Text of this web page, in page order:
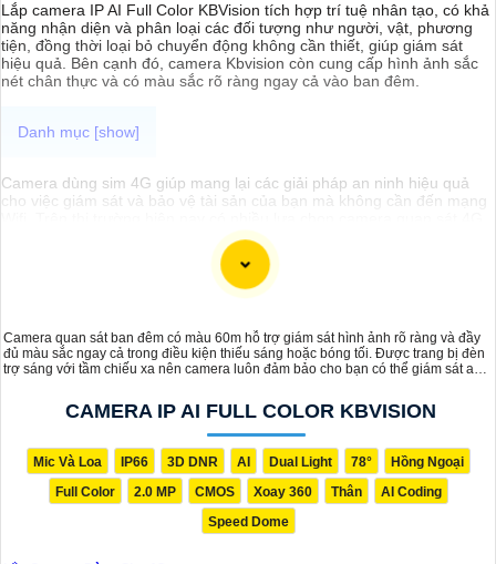
Lắp camera IP AI Full Color KBVision tích hợp trí tuệ nhân tạo, có khả
năng nhận diện và phân loại các đối tượng như người, vật, phương
tiện, đồng thời loại bỏ chuyển động không cần thiết, giúp giám sát
hiệu quả. Bên cạnh đó, camera Kbvision còn cung cấp hình ảnh sắc
nét chân thực và có màu sắc rõ ràng ngay cả vào ban đêm.
Camera dùng sim 4G giúp mang lại các giải pháp an ninh hiệu quả
cho việc giám sát và bảo vệ tài sản của bạn mà không cần đến mạng
chất lượng với mức giá phù hợp. Dưới đây là một số camera đề xuất
Camera quan sát ban đêm có màu 60m hỗ trợ giám sát hình ảnh rõ ràng và đầy
đủ màu sắc ngay cả trong điều kiện thiếu sáng hoặc bóng tối. Được trang bị đèn
trợ sáng với tầm chiếu xa nên camera luôn đảm bảo cho bạn có thể giám sát an
CAMERA IP AI FULL COLOR KBVISION
Mic Và Loa IP66 3D DNR AI Dual Light 78°
Hồng Ngoại
Full Color
2.0 MP CMOS Xoay 360 Thân
AI Coding
Speed Dome